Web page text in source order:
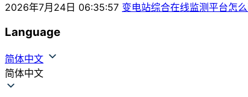
2026年7月24日 06:35:57 变电站综合在线监测平台怎
Language
简体中文
简体中文